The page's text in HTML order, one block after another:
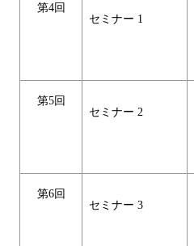
第4回
セミナー 1
第5回
セミナー 2
第6回
セミナー 3